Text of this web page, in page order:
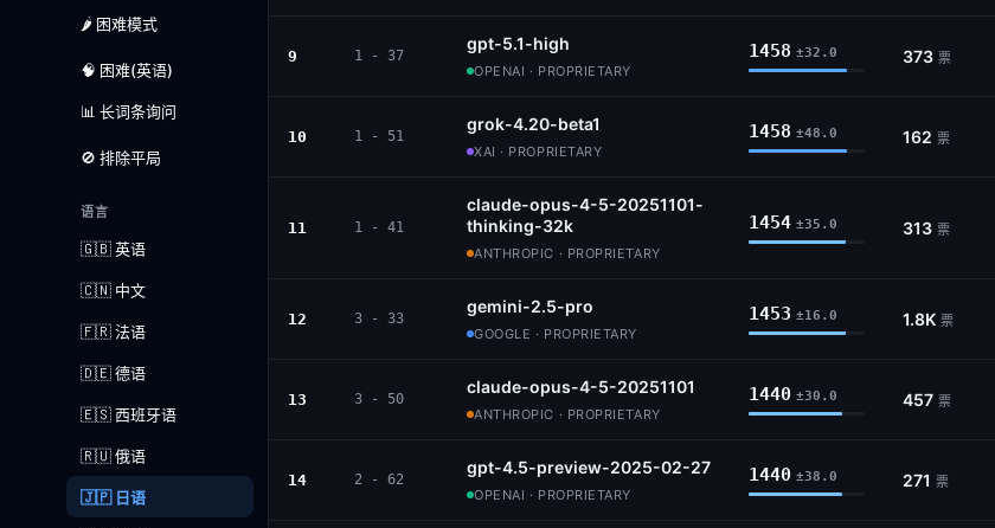
🌶️ 困难模式
🧠 困难(英语)
📊 长词条询问
🚫 排除平局
语言
🇬🇧 英语
🇨🇳 中文
🇫🇷 法语
🇩🇪 德语
🇪🇸 西班牙语
🇷🇺 俄语
🇯🇵 日语
9 1 - 37
gpt-5.1-high
OPENAI · PROPRIETARY
1458 ±32.0 373 票
10 1 - 51
grok-4.20-beta1
XAI · PROPRIETARY
1458 ±48.0 162 票
11 1 - 41
claude-opus-4-5-20251101-
thinking-32k
ANTHROPIC · PROPRIETARY
1454 ±35.0 313 票
12 3 - 33
gemini-2.5-pro
GOOGLE · PROPRIETARY
1453 ±16.0 1.8K 票
13 3 - 50
claude-opus-4-5-20251101
ANTHROPIC · PROPRIETARY
1440 ±30.0 457 票
14 2 - 62
gpt-4.5-preview-2025-02-27
OPENAI · PROPRIETARY
1440 ±38.0 271 票